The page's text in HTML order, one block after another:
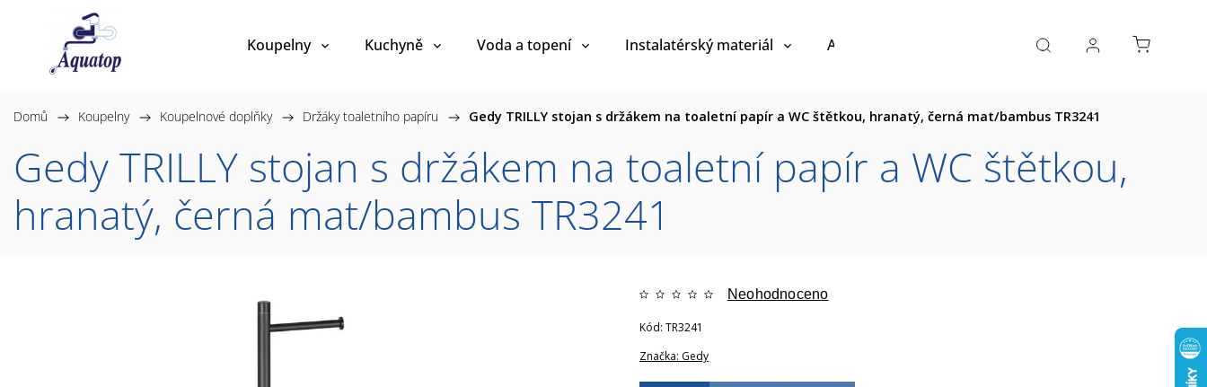
Koupelny Kuchyně Voda a topení Instalatérský materiál Akce a výprodej Návrh koupelny Reference
Domů / Koupelny / Koupelnové doplňky / Držáky toaletního papíru / Gedy TRILLY stojan s držákem na toaletní papír a WC štětkou, hranatý, černá mat/bambus TR3241
Gedy TRILLY stojan s držákem na toaletní papír a WC štětkou,
hranatý, černá mat/bambus TR3241
Značka: Gedy
Neohodnoceno
Kód: TR3241